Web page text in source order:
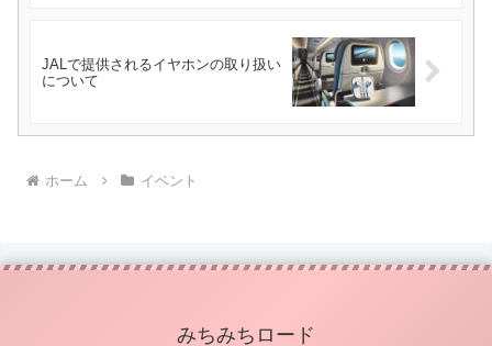
JALで提供されるイヤホンの取り扱い
について
ホーム イベント
みちみちロード